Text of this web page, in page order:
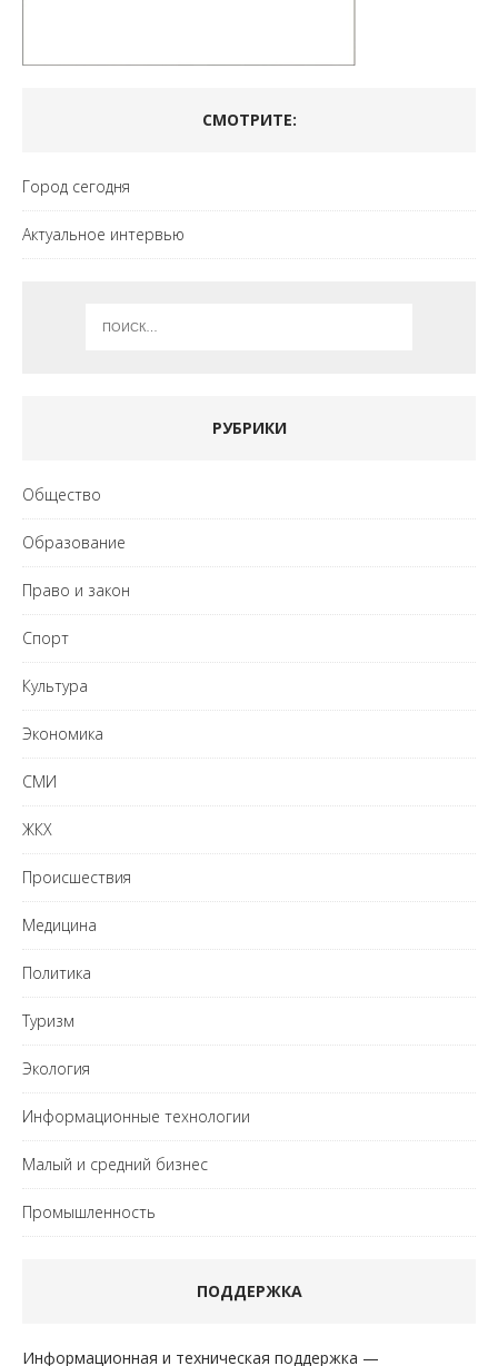
СМОТРИТЕ:
Город сегодня
Актуальное интервью
РУБРИКИ
Общество
Образование
Право и закон
Спорт
Культура
Экономика
СМИ
ЖКХ
Происшествия
Медицина
Политика
Туризм
Экология
Информационные технологии
Малый и средний бизнес
Промышленность
ПОДДЕРЖКА
Информационная и техническая поддержка —